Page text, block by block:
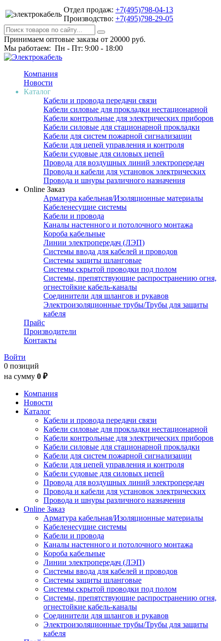
Отдел продаж: +7(495)798-04-13
Производство: +7(495)798-29-05
Принимаем оптовые заказы от 20000 руб.
Мы работаем: Пн - Пт: 9:00 - 18:00
Компания
Новости
Каталог
Кабели и провода передачи связи
Кабели силовые для прокладки нестационарной
Кабели контрольные для электрических приборов
Кабели силовые для стационарной прокладки
Кабели для систем пожарной сигнализации
Кабели для цепей управления и контроля
Кабели судовые для силовых цепей
Провода для воздушных линий электропередач
Провода и кабели для установок электрических
Провода и шнуры различного назначения
Online Заказ
Арматура кабельная/Изоляционные материалы
Кабеленесущие системы
Кабели и провода
Каналы настенного и потолочного монтажа
Короба кабельные
Линии электропередач (ЛЭП)
Системы ввода для кабелей и проводов
Системы защиты шланговые
Системы скрытой проводки под полом
Системы, препятствующие распространению огня,
огнестойкие кабель-каналы
Соединители для шлангов и рукавов
Электроизоляционные трубы/Трубы для защиты
кабеля
Прайс
Производители
Контакты
Войти
0 позиций
на сумму 0 ₽
Компания
Новости
Каталог
Кабели и провода передачи связи
Кабели силовые для прокладки нестационарной
Кабели контрольные для электрических приборов
Кабели силовые для стационарной прокладки
Кабели для систем пожарной сигнализации
Кабели для цепей управления и контроля
Кабели судовые для силовых цепей
Провода для воздушных линий электропередач
Провода и кабели для установок электрических
Провода и шнуры различного назначения
Online Заказ
Арматура кабельная/Изоляционные материалы
Кабеленесущие системы
Кабели и провода
Каналы настенного и потолочного монтажа
Короба кабельные
Линии электропередач (ЛЭП)
Системы ввода для кабелей и проводов
Системы защиты шланговые
Системы скрытой проводки под полом
Системы, препятствующие распространению огня,
огнестойкие кабель-каналы
Соединители для шлангов и рукавов
Электроизоляционные трубы/Трубы для защиты
кабеля